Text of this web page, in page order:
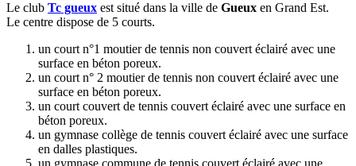
Le club Tc gueux est situé dans la ville de Gueux en Grand Est.
Le centre dispose de 5 courts.
un court n°1 moutier de tennis non couvert éclairé avec une
surface en béton poreux.
un court n° 2 moutier de tennis non couvert éclairé avec une
surface en béton poreux.
un court couvert de tennis couvert éclairé avec une surface en
béton poreux.
un gymnase collège de tennis couvert éclairé avec une surface
en dalles plastiques.
un gymnase commune de tennis couvert éclairé avec une